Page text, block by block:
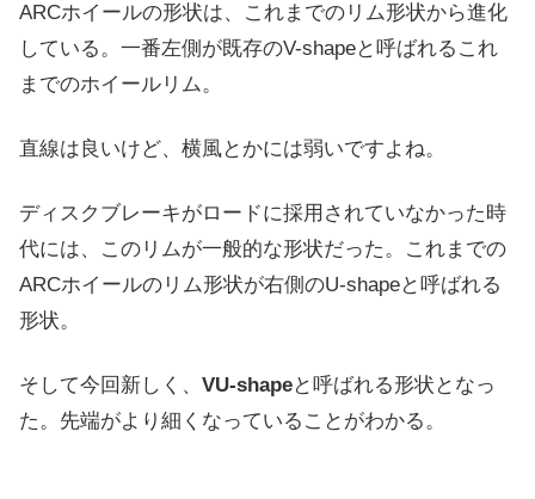
ARCホイールの形状は、これまでのリム形状から進化
している。一番左側が既存のV-shapeと呼ばれるこれ
までのホイールリム。
直線は良いけど、横風とかには弱いですよね。
ディスクブレーキがロードに採用されていなかった時
代には、このリムが一般的な形状だった。これまでの
ARCホイールのリム形状が右側のU-shapeと呼ばれる
形状。
そして今回新しく、 VU-shapeと呼ばれる形状となっ
た。先端がより細くなっていることがわかる。